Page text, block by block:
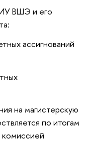
ВШЭ и его
ассигнований
на магистерскую
по итогам